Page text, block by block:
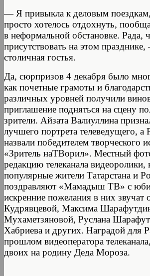
— Я привыкла к деловым поездкам,
просто хотелось отдохнуть,
в неформальной обстановке. Рада,
присутствовать на этом
столичная гостья.
Да, сюрпризов 4 декабря было
как почетные грамоты и
различных уровней получили
приглашение подняться на сцену
зрители. Айзата Валиуллина
лучшего портрета телеведущего, а
назвали победителем творческого
«Зритель наТВорил». Местный
редакцию телеканала видеоролики,
популярные жители Татарстана и
поздравляют «Мамадыш ТВ» с
искренние пожелания в них звучат
Кудрявцевой, Максима
Мухаметзяновой, Руслана
Хабриева и других. Наградой для
прошлом видеоператора
двоих на родину Деда Мороза.